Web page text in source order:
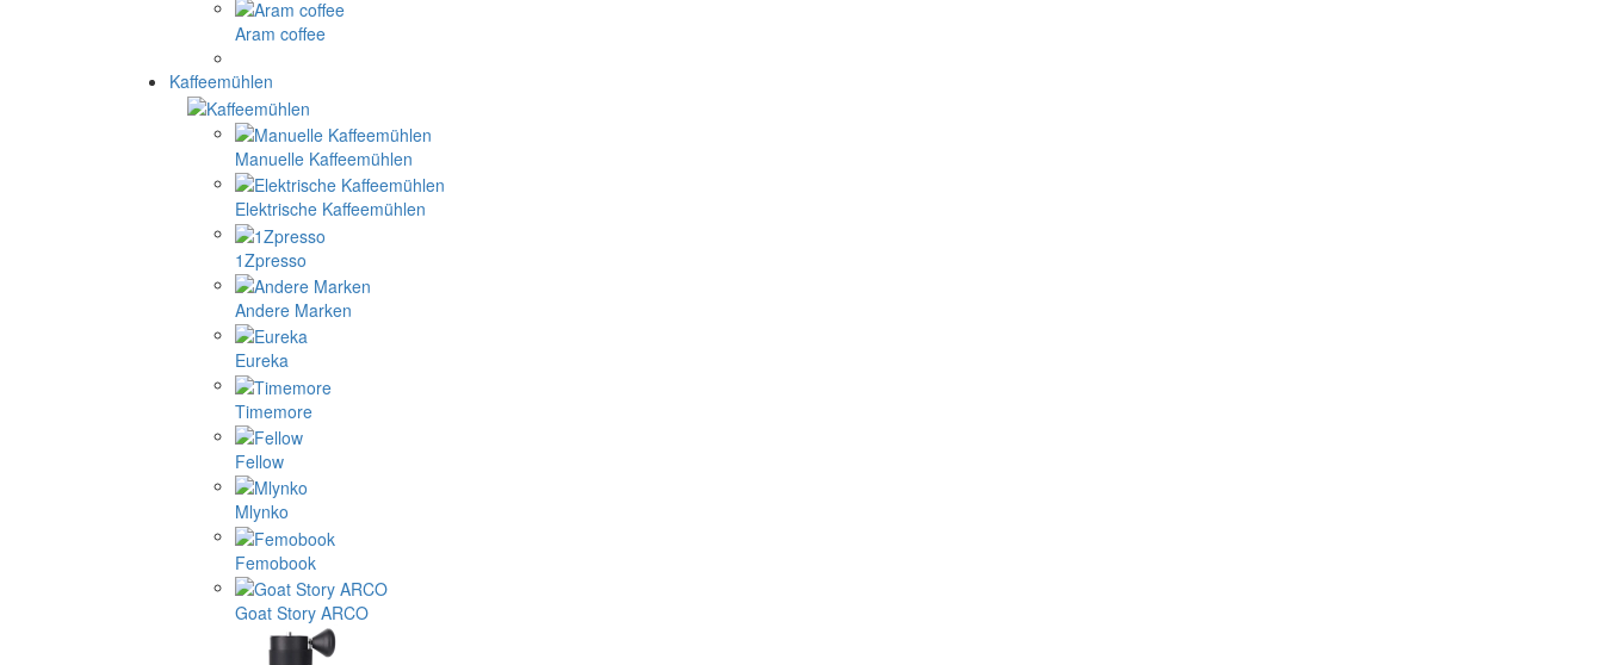
Aram coffee
Kaffeemühlen
Manuelle Kaffeemühlen
Elektrische Kaffeemühlen
1Zpresso
Andere Marken
Eureka
Timemore
Fellow
Mlynko
Femobook
Goat Story ARCO